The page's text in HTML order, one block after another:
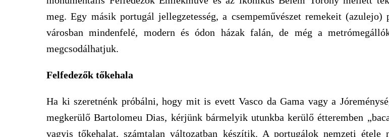
meg. Egy másik portugál jellegzetesség, a csempeművészet remekeit (azulejo)
városban mindenfelé, modern és ódon házak falán, de még a
megcsodálhatjuk.
Felfedezők tőkehala
Ha ki szeretnénk próbálni, hogy mit is evett Vasco da Gama vagy a
megkerülő Bartolomeu Dias, kérjünk bármelyik utunkba kerülő étteremben
vagyis tőkehalat, számtalan változatban készítik. A portugálok nemzeti étele